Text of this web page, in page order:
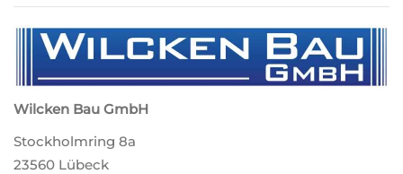
Wilcken Bau GmbH
Stockholmring 8a
23560 Lübeck